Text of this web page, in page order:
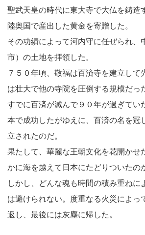
聖武天皇の時代に東大寺で大仏を鋳造
陸奥国で産出した黄金を寄贈した。
その功績によって河内守に任ぜられ、
市）の土地を拝領した。
７５０年頃、敬福は百済寺を建立して
は壮大で他の寺院を圧倒する規模だっ
すでに百済が滅んで９０年が過ぎてい
本で成功したがゆえに、百済の名を冠
立されたのだ。
果たして、華麗な王朝文化を花開かせ
かに海を越えて日本にたどりついたの
しかし、どんな魂も時間の積み重ねに
は避けられない。度重なる火災によっ
返し、最後には灰塵に帰した。